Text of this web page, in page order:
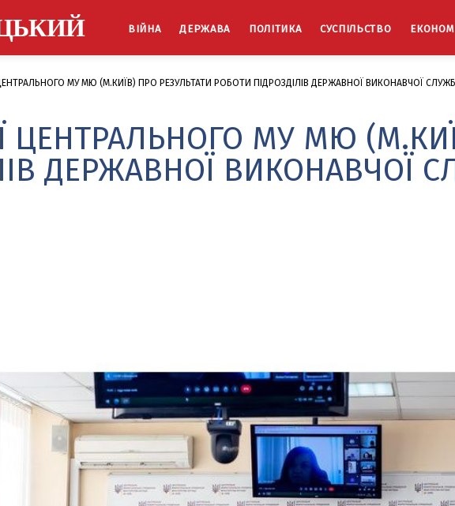
ВІЙНА ДЕРЖАВА ПОЛІТИКА СУСПІЛЬСТВО
МУ МЮ (М.КИЇВ) ПРО РЕЗУЛЬТАТИ РОБОТИ ПІДРОЗДІЛІВ ДЕРЖАВНОЇ ВИКОНАВЧОЇ
ЦЕНТРАЛЬНОГО МУ МЮ
ДЕРЖАВНОЇ ВИКОНАВЧОЇ